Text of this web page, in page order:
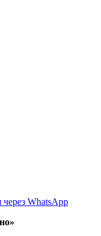
через WhatsApp